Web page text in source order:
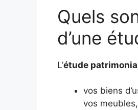
Quels
d’une
L’étude
vos biens
vos meubles,